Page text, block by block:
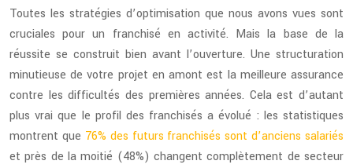
Toutes les stratégies d’optimisation que nous avons vues sont
cruciales pour un franchisé en activité. Mais la base de la
réussite se construit bien avant l’ouverture. Une structuration
minutieuse de votre projet en amont est la meilleure assurance
contre les difficultés des premières années. Cela est d’autant
plus vrai que le profil des franchisés a évolué : les statistiques
montrent que 76% des futurs franchisés sont d’anciens salariés
et près de la moitié (48%) changent complètement de secteur